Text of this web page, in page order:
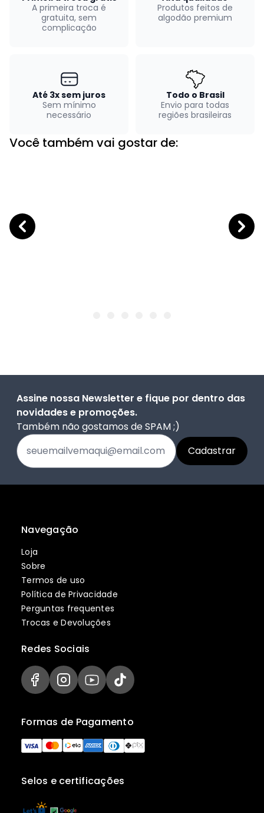
A primeira troca é
gratuita, sem
complicação
Produtos feitos de
algodão premium
Até 3x sem juros
Sem mínimo
necessário
Todo o Brasil
Envio para todas
regiões brasileiras
Você também vai gostar de:
Assine nossa Newsletter e fique por dentro das
novidades e promoções.
Também não gostamos de SPAM ;)
Navegação
Loja
Sobre
Termos de uso
Política de Privacidade
Perguntas frequentes
Trocas e Devoluções
Selos e certificações
Formas de Pagamento
Redes Sociais